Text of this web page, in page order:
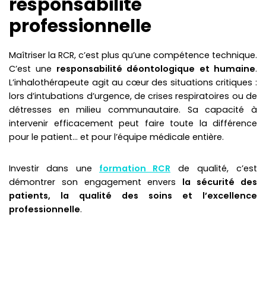
professionnelle
Maîtriser la RCR, c’est plus qu’une compétence technique.
C’est une responsabilité déontologique et humaine.
L’inhalothérapeute agit au cœur des situations critiques :
lors d’intubations d’urgence, de crises respiratoires ou de
détresses en milieu communautaire. Sa capacité à
intervenir efficacement peut faire toute la différence
pour le patient… et pour l’équipe médicale entière.
Investir dans une formation RCR de qualité, c’est
démontrer son engagement envers la sécurité des
patients, la qualité des soins et l’excellence
professionnelle.